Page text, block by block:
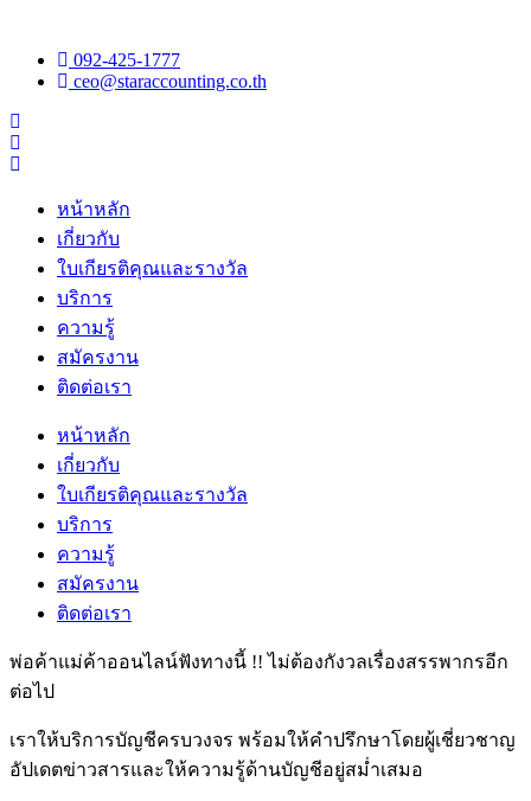
092-425-1777
ceo@staraccounting.co.th
หน้าหลัก
เกี่ยวกับ
ใบเกียรติคุณและรางวัล
บริการ
ความรู้
สมัครงาน
ติดต่อเรา
หน้าหลัก
เกี่ยวกับ
ใบเกียรติคุณและรางวัล
บริการ
ความรู้
สมัครงาน
ติดต่อเรา
พ่อค้าแม่ค้าออนไลน์ฟังทางนี้ !! ไม่ต้องกังวลเรื่องสรรพากรอีก
ต่อไป
เราให้บริการบัญชีครบวงจร พร้อมให้คำปรึกษาโดยผู้เชี่ยวชาญ
อัปเดตข่าวสารและให้ความรู้ด้านบัญชีอยู่สมํ่าเสมอ